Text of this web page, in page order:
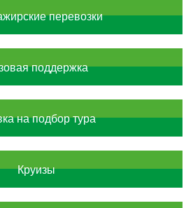
перевозки
поддержка
на подбор тура
Круизы